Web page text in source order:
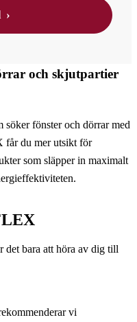
›
och skjutpartier
fönster och dörrar med
får du mer utsikt för
som släpper in maximalt
det bara att höra av dig till
vi